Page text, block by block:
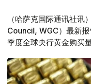
（哈萨克国际通讯社
Council, WGC）最新
季度全球央行黄金购买